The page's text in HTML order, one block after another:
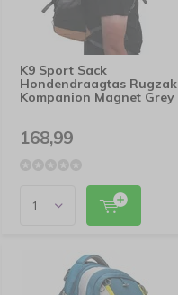
K9 Sport Sack
Hondendraagtas Rugzak
Kompanion Magnet Grey
168,99